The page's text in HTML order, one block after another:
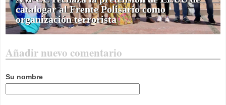
catalogar al Frente Polisario como
organización terrorista
Añadir nuevo comentario
Su nombre